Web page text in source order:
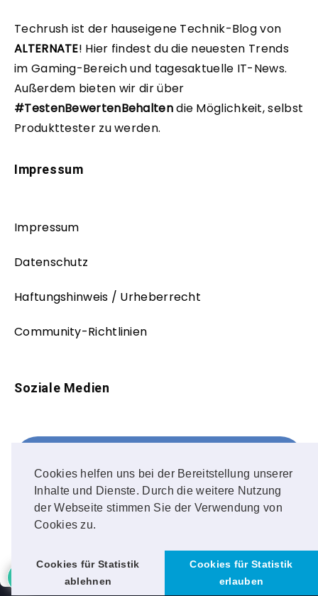
Cookies helfen uns bei der Bereitstellung unserer
Inhalte und Dienste. Durch die weitere Nutzung
der Webseite stimmen Sie der Verwendung von
Cookies zu.
Cookies für Statistik
ablehnen
Cookies für Statistik
erlauben
Techrush ist der hauseigene Technik-Blog von
ALTERNATE! Hier findest du die neuesten Trends
im Gaming-Bereich und tagesaktuelle IT-News.
Außerdem bieten wir dir über
#TestenBewertenBehaltendie Möglichkeit, selbst
Produkttester zu werden.
Impressum
Impressum
Datenschutz
Haftungshinweis / Urheberrecht
Community-Richtlinien
Soziale Medien
FOLLOW ME!
Instagram
OUR PHOTOS!